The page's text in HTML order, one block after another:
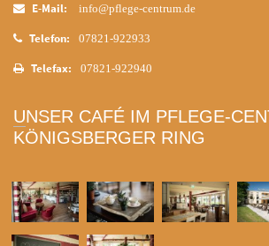
E-Mail: info@pflege-centrum.de
Telefon: 07821-922933
Telefax: 07821-922940
UNSER CAFÉ IM PFLEGE-CENTRUM
KÖNIGSBERGER RING